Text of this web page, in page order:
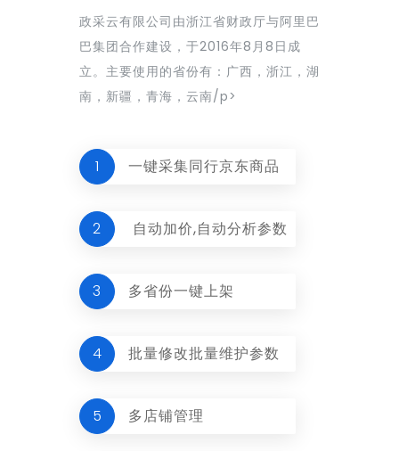
政采云有限公司由浙江省财政厅与阿里巴
巴集团合作建设，于2016年8月8日成
立。主要使用的省份有：广西，浙江，湖
南，新疆，青海，云南/p>
1 一键采集同行京东商品
2 自动加价,自动分析参数
3 多省份一键上架
4 批量修改批量维护参数
5 多店铺管理